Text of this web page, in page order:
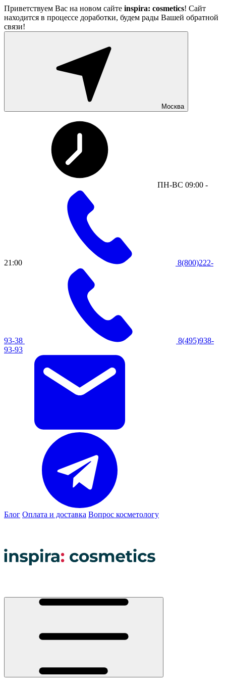
Приветствуем Вас на новом сайте inspira: cosmetics! Сайт
находится в процессе доработки, будем рады Вашей обратной
связи!
Москва
ПН-ВС 09:00 -
21:00 8(800)222-
93-38
8(495)938-
93-93
Блог Оплата и доставка Вопрос косметологу